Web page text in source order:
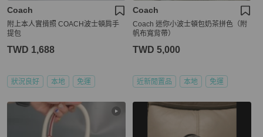
Coach
附上本人實揹照 COACH波士頓肩手
提包
TWD 1,688
狀況良好 本地 免運
Coach
Coach 迷你小波士頓包奶茶拼色（附
帆布寬背帶）
TWD 5,000
近新閒置品 本地 免運